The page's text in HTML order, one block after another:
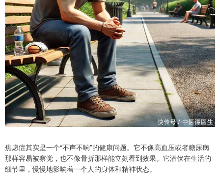
焦虑症其实是一个“不声不响”的健康问题。它不像高血压或者糖尿病
那样容易被察觉，也不像骨折那样能立刻看到效果。它潜伏在生活的
细节里，慢慢地影响着一个人的身体和精神状态。